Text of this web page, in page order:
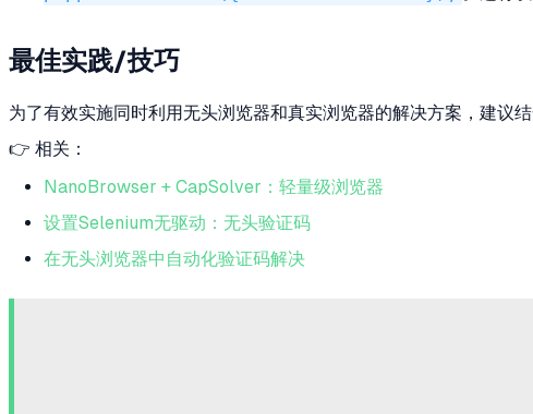
最佳实践/技巧
为了有效实施同时利用无头浏览器和真实浏览器的解决方案，建议
👉 相关：
NanoBrowser + CapSolver：轻量级浏览器
设置Selenium无驱动：无头验证码
在无头浏览器中自动化验证码解决